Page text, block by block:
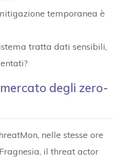
temporanea è
tratta dati sensibili,
degli zero-
nelle stesse ore
il threat actor